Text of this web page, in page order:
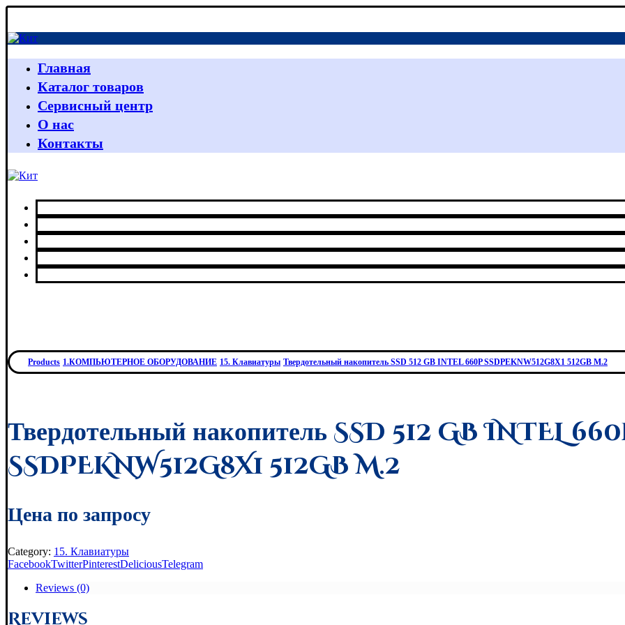
Главная
Каталог товаров
Сервисный центр
О нас
Контакты
Products 1.КОМПЬЮТЕРНОЕ ОБОРУДОВАНИЕ 15. Клавиатуры Твердотельный накопитель SSD 512 GB INTEL 660P SSDPEKNW512G8X1 512GB M.2
Твердотельный накопитель SSD 512 GB INTEL
SSDPEKNW512G8X1 512GB M.2
Цена по запросу
Category: 15. Клавиатуры
FacebookTwitterPinterestDeliciousTelegram
Reviews (0)
Reviews